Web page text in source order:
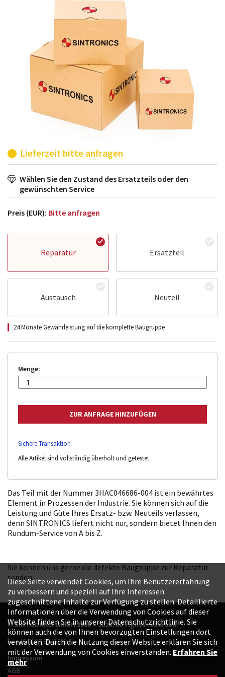
möglich. SINTRONICS ist dann ihr Partner, der
entweder die alten Baugruppen technisch hochwertig
repariert oder ihnen die abgekündigten Baugruppen
aus dem eigenen Lager ersetzt.
Lieferzeit bitte anfragen
Wählen Sie den Zustand des Ersatzteils oder den
gewünschten Service
Preis (EUR): Bitte anfragen
Reparatur Ersatzteil
Austausch Neuteil
24 Monate Gewährleistung auf die komplette Baugruppe
Menge:
Sichere Transaktion
Alle Artikel sind vollständig überholt und getestet
Das Teil mit der Nummer 3HAC046686-004 ist ein bewährtes
Element in Prozessen der Industrie. Sie können sich auf die
Leistung und Güte Ihres Ersatz- bzw. Neuteils verlassen,
denn SINTRONICS liefert nicht nur, sondern bietet Ihnen den
Rundum-Service von A bis Z.
Sie können uns gerne die defekte Baugruppe zur Reparatur
senden.
© SINTRONICS GmbH 2008 – 2026. All rights reserved.
+49 6187 99413-0
Impressum
AGB
Diese Seite verwendet Cookies, um Ihre Benutzererfahrung
zu verbessern und speziell auf Ihre Interessen
zugeschnittene Inhalte zur Verfügung zu stellen. Detaillierte
Informationen über die Verwendung von Cookies auf dieser
Website finden Sie in unserer Datenschutzrichtlinie. Sie
können auch die von Ihnen bevorzugten Einstellungen dort
verwalten. Durch die Nutzung dieser Website erklären Sie sich
mit der Verwendung von Cookies einverstanden. Erfahren Sie
mehr